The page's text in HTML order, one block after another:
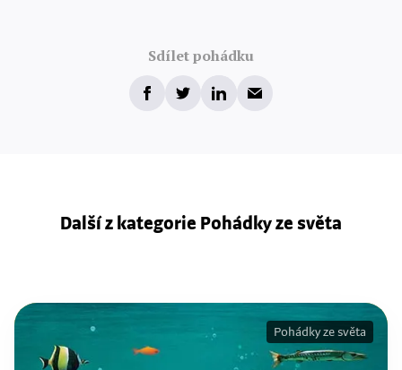
Sdílet pohádku
Další z kategorie Pohádky ze světa
Pohádky ze světa